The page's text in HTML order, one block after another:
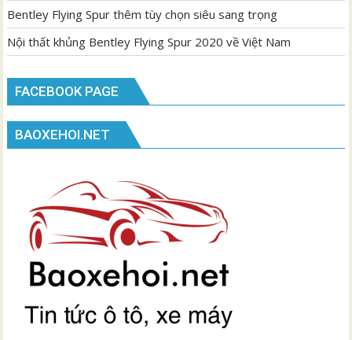
Bentley Flying Spur thêm tùy chọn siêu sang trọng
Nội thất khủng Bentley Flying Spur 2020 về Việt Nam
FACEBOOK PAGE
BAOXEHOI.NET